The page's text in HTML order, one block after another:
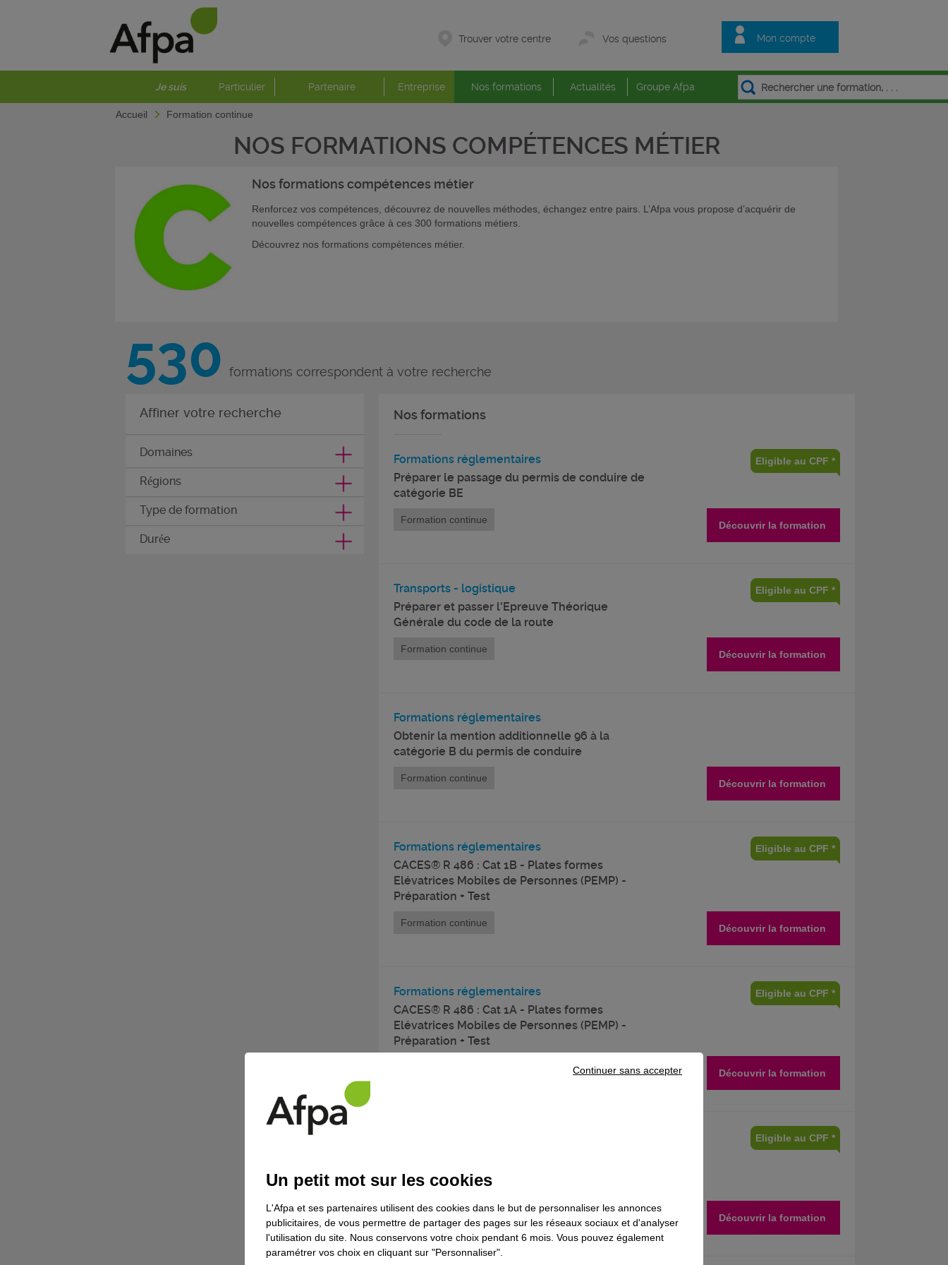
Mon compte
Trouver votre centre Vos questions
Je suis Particulier Partenaire Entreprise Nos formations Actualités Groupe Afpa
Accueil Formation continue
NOS FORMATIONS COMPÉTENCES MÉTIER
Nos formationscompétences métier
Renforcez vos compétences, découvrez de nouvelles méthodes, échangez entre pairs. L’Afpa vous propose d’acquérir de
nouvelles compétences grâce à ces 300 formations métiers.
Découvrez nos formations compétences métier.
530 formations correspondent à votre recherche
Affiner votre recherche
Domaines
Régions
Type de formation
Durée
Nos formations
Formations réglementaires
Préparer le passage du permis de conduire de
catégorie BE
Eligible au CPF *
Formation continue Découvrir la formation
Transports - logistique
Préparer et passer l'Epreuve Théorique
Générale du code de la route
Eligible au CPF *
Formation continue Découvrir la formation
Formations réglementaires
Obtenir la mention additionnelle 96 à la
catégorie B du permis de conduire
Formation continue Découvrir la formation
Formations réglementaires
CACES® R 486 : Cat 1B - Plates formes
Elévatrices Mobiles de Personnes (PEMP) -
Préparation + Test
Eligible au CPF *
Formation continue Découvrir la formation
Formations réglementaires
CACES® R 486 : Cat 1A - Plates formes
Elévatrices Mobiles de Personnes (PEMP) -
Préparation + Test
Eligible au CPF *
Découvrir la formation
Recyclage + Test
Eligible au CPF *
Formation continue Découvrir la formation
Un petit mot sur les cookies
L'Afpa et ses partenaires utilisent des cookies dans le but de personnaliser les annonces
publicitaires, de vous permettre de partager des pages sur les réseaux sociaux et d'analyser
l'utilisation du site. Nous conservons votre choix pendant 6 mois. Vous pouvez également
paramétrer vos choix en cliquant sur "Personnaliser".
Continuer sans accepter